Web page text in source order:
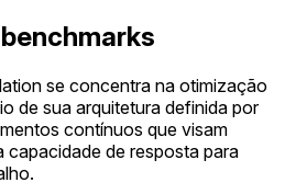
se concentra na otimização
de sua arquitetura definida por
contínuos que visam
capacidade de resposta para